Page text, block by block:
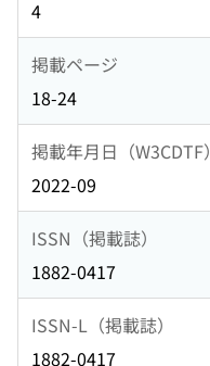
4
掲載ページ
18-24
掲載年月日（W3CDTF）
2022-09
ISSN（掲載誌）
1882-0417
ISSN-L（掲載誌）
1882-0417